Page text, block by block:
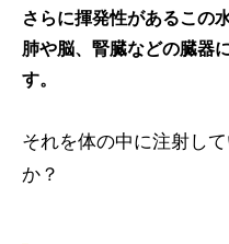
さらに揮発性があるこの
肺や脳、腎臓などの臓器
す。
それを体の中に注射し
か？